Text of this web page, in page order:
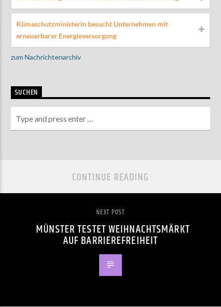
Klimaschutzministerin besucht Unternehmen mit
erneuerbarer Energieversorgung
zum Nachrichtenarchiv
SUCHEN
CONTINUE READING
NEXT POST
MÜNSTER TESTET WEIHNACHTSMÄRKT
AUF BARRIEREFREIHEIT